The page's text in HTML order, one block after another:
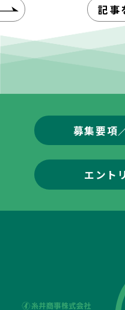
記事
募集要項
エント